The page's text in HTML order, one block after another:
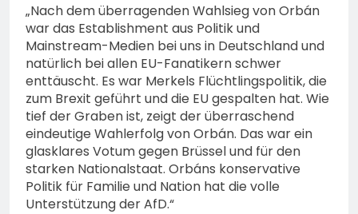
„Nach dem überragenden Wahlsieg von Orbán
war das Establishment aus Politik und
Mainstream-Medien bei uns in Deutschland und
natürlich bei allen EU-Fanatikern schwer
enttäuscht. Es war Merkels Flüchtlingspolitik, die
zum Brexit geführt und die EU gespalten hat. Wie
tief der Graben ist, zeigt der überraschend
eindeutige Wahlerfolg von Orbán. Das war ein
glasklares Votum gegen Brüssel und für den
starken Nationalstaat. Orbáns konservative
Politik für Familie und Nation hat die volle
Unterstützung der AfD.“